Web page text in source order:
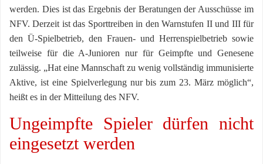
werden. Dies ist das Ergebnis der Beratungen der Ausschüsse im
NFV. Derzeit ist das Sporttreiben in den Warnstufen II und III für
den Ü-Spielbetrieb, den Frauen- und Herrenspielbetrieb sowie
teilweise für die A-Junioren nur für Geimpfte und Genesene
zulässig. „Hat eine Mannschaft zu wenig vollständig immunisierte
Aktive, ist eine Spielverlegung nur bis zum 23. März möglich“,
heißt es in der Mitteilung des NFV.
Ungeimpfte Spieler dürfen nicht
eingesetzt werden